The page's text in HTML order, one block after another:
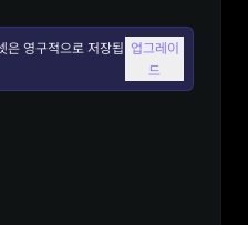
은 영구적으로 저장됩 업그레이
드